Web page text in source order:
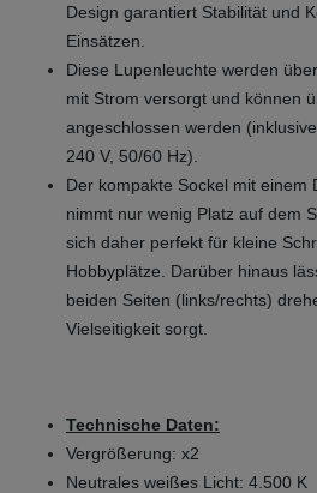
Design garantiert Stabilität und
Einsätzen.
Diese Lupenleuchte werden
mit Strom versorgt und können
angeschlossen werden
240 V, 50/60 Hz).
Der kompakte Sockel mit einem
nimmt nur wenig Platz auf dem
sich daher perfekt für kleine
Hobbyplätze. Darüber hinaus
beiden Seiten (links/rechts)
Vielseitigkeit sorgt.
Technische Daten:
Vergrößerung: x2
Neutrales weißes Licht: 4.500